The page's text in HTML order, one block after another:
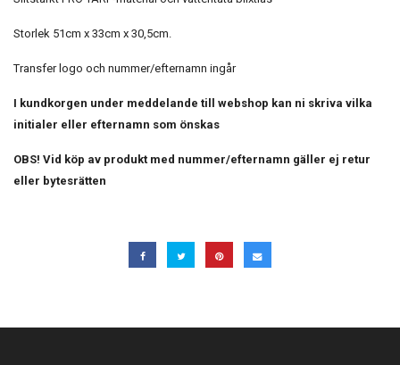
Storlek 51cm x 33cm x 30,5cm.
Transfer logo och nummer/efternamn ingår
I kundkorgen under meddelande till webshop kan ni skriva vilka
initialer eller efternamn som önskas
OBS! Vid köp av produkt med nummer/efternamn gäller ej retur
eller bytesrätten